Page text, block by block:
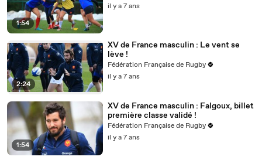
1:54
il y a 7 ans
2:24
XV de France masculin : Le vent se
lève !
Fédération Française de Rugby
il y a 7 ans
1:54
XV de France masculin : Falgoux, billet
première classe validé !
Fédération Française de Rugby
il y a 7 ans